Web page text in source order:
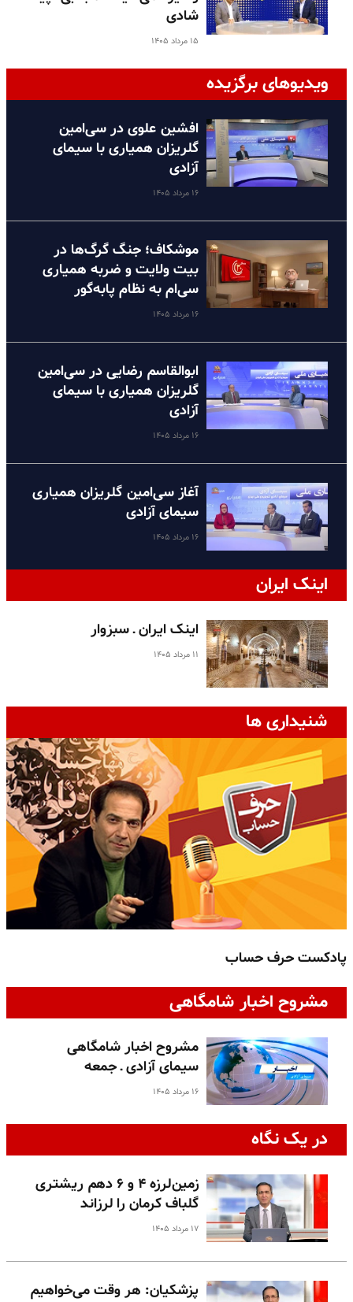
شادی
۱۵ مرداد ۱۴۰۵
ویدیوهای برگزیده
افشین علوی در سی‌امین
گلریزان همیاری با سیمای
آزادی
۱۶ مرداد ۱۴۰۵
موشکاف؛ جنگ گرگ‌ها در
بیت ولایت و ضربه همیاری
سی‌ام به نظام پا‌به‌گور
۱۶ مرداد ۱۴۰۵
ابوالقاسم رضایی در سی‌امین
گلریزان همیاری با سیمای
آزادی
۱۶ مرداد ۱۴۰۵
آغاز سی‌امین گلریزان همیاری
سیمای آزادی
۱۶ مرداد ۱۴۰۵
اینک ایران
اینک ایران ـ سبزوار
۱۱ مرداد ۱۴۰۵
شنیداری ها
پادکست حرف حساب
مشروح اخبار شامگاهی
مشروح اخبار شامگاهی
سیمای آزادی ـ جمعه
۱۶ مرداد ۱۴۰۵
در یک نگاه
زمین‌لرزه ۴ و ۶ دهم ریشتری
گلباف کرمان را لرزاند
۱۷ مرداد ۱۴۰۵
پزشکیان: هر وقت می‌خواهیم